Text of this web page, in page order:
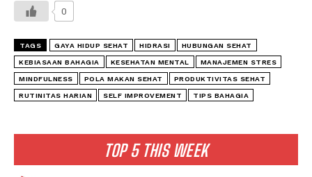
TOP 5 THIS WEEK
0
TAGS GAYA HIDUP SEHAT HIDRASI HUBUNGAN SEHAT
KEBIASAAN BAHAGIA KESEHATAN MENTAL MANAJEMEN STRES
MINDFULNESS POLA MAKAN SEHAT PRODUKTIVITAS SEHAT
RUTINITAS HARIAN SELF IMPROVEMENT TIPS BAHAGIA